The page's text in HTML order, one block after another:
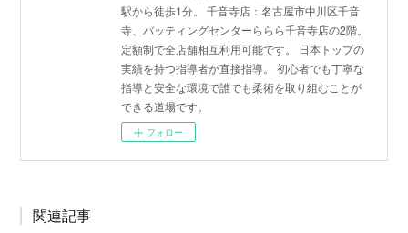
駅から徒歩1分。 千音寺店：名古屋市中川区千音
寺、バッティングセンターららら千音寺店の2階。
定額制で全店舗相互利用可能です。 日本トップの
実績を持つ指導者が直接指導。 初心者でも丁寧な
指導と安全な環境で誰でも柔術を取り組むことが
できる道場です。
フォロー
関連記事